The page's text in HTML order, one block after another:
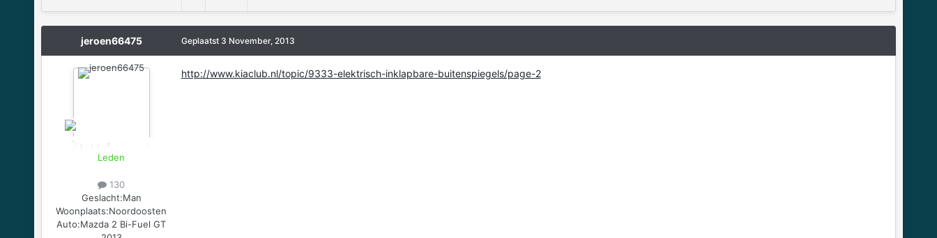
jeroen66475
Leden
130
Geslacht:Man
Woonplaats:Noordoosten
Auto:Mazda 2 Bi-Fuel GT
Geplaatst 3 November, 2013
http://www.kiaclub.nl/topic/9333-elektrisch-inklapbare-buitenspiegels/page-2